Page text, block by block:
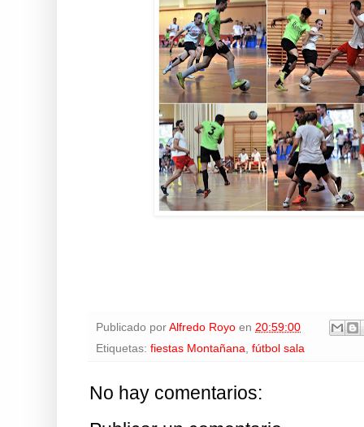
Publicado por Alfredo Royo en 20:59:00
Etiquetas: fiestas Montañana, fútbol sala
No hay comentarios: